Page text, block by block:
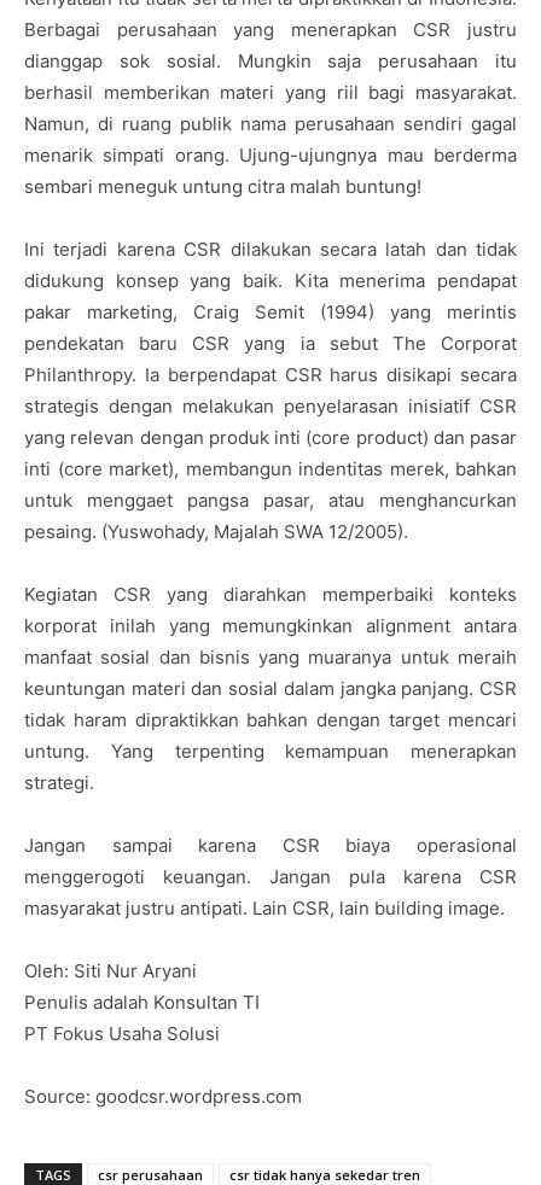
Berbagai perusahaan yang menerapkan CSR justru
dianggap sok sosial. Mungkin saja perusahaan itu
berhasil memberikan materi yang riil bagi masyarakat.
Namun, di ruang publik nama perusahaan sendiri gagal
menarik simpati orang. Ujung-ujungnya mau berderma
sembari meneguk untung citra malah buntung!
Ini terjadi karena CSR dilakukan secara latah dan tidak
didukung konsep yang baik. Kita menerima pendapat
pakar marketing, Craig Semit (1994) yang merintis
pendekatan baru CSR yang ia sebut The Corporat
Philanthropy. Ia berpendapat CSR harus disikapi secara
strategis dengan melakukan penyelarasan inisiatif CSR
yang relevan dengan produk inti (core product) dan pasar
inti (core market), membangun indentitas merek, bahkan
untuk menggaet pangsa pasar, atau menghancurkan
pesaing. (Yuswohady, Majalah SWA 12/2005).
Kegiatan CSR yang diarahkan memperbaiki konteks
korporat inilah yang memungkinkan alignment antara
manfaat sosial dan bisnis yang muaranya untuk meraih
keuntungan materi dan sosial dalam jangka panjang. CSR
tidak haram dipraktikkan bahkan dengan target mencari
untung. Yang terpenting kemampuan menerapkan
strategi.
Jangan sampai karena CSR biaya operasional
menggerogoti keuangan. Jangan pula karena CSR
masyarakat justru antipati. Lain CSR, lain building image.
Oleh: Siti Nur Aryani
Penulis adalah Konsultan TI
PT Fokus Usaha Solusi
Source: goodcsr.wordpress.com
TAGS csr perusahaan
csr tidak hanya sekedar tren